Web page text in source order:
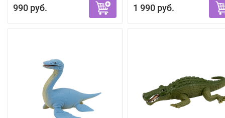
990 руб. 1 990 руб.